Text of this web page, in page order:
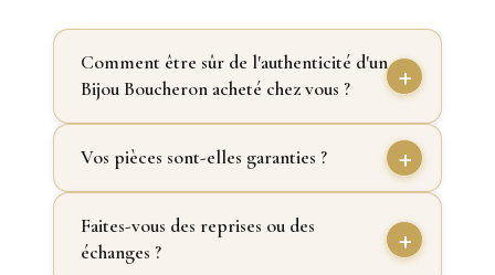
Comment être sûr de l'authenticité d'un
Bijou Boucheron acheté chez vous ?
Vos pièces sont-elles garanties ?
Faites-vous des reprises ou des
échanges ?